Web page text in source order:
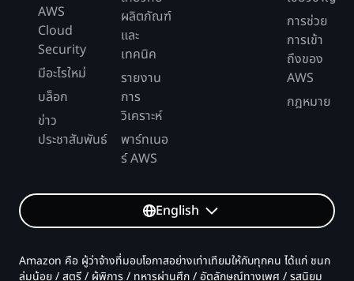
AWS
Cloud
Security
มีอะไรใหม่
บล็อก
ข่าว
ประชาสัมพันธ์
ผลิตภัณฑ์
และ
เทคนิค
รายงาน
การ
วิเคราะห์
พาร์ทเนอ
ร์ AWS
การช่วย
การเข้า
ถึงของ
AWS
กฎหมาย
English
Amazon คือ ผู้ว่าจ้างที่มอบโอกาสอย่างเท่าเทียมให้กับทุกคน ได้แก่ ชนก
ลุ่มน้อย / สตรี / ผู้พิการ / ทหารผ่านศึก / อัตลักษณ์ทางเพศ / รสนิยม